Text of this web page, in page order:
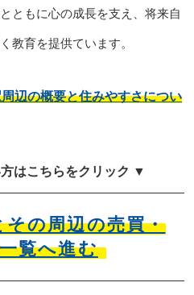
ともに心の成長を支え、将来自
教育を提供ています。
辺の概要と住みやすさについ
はこちらをクリック ▼
その周辺の売買・
覧へ進む